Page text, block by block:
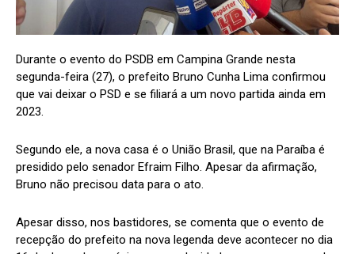
Durante o evento do PSDB em Campina Grande nesta
segunda-feira (27), o prefeito Bruno Cunha Lima confirmou
que vai deixar o PSD e se filiará a um novo partida ainda em
2023.
Segundo ele, a nova casa é o União Brasil, que na Paraíba é
presidido pelo senador Efraim Filho. Apesar da afirmação,
Bruno não precisou data para o ato.
Apesar disso, nos bastidores, se comenta que o evento de
recepção do prefeito na nova legenda deve acontecer no dia